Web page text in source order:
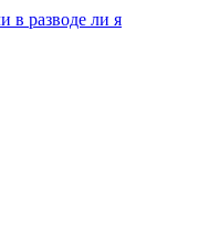
в разводе ли я